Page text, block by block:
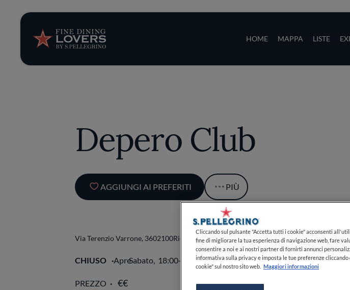
HOME MAPPA LISTE
Storie e tendenze
Ricette
Serie
Depero Club
AGGIUNGI AI PREFERITI PIÙ
Via Terenzio Varrone, 3602100Rieti Italia
CHIUSO ApreSabato, 18:00-03:00 VEDI ORARI
PREZZO
Cliccando sul pulsante "Accetta tutti i cookie" acconsenti
fine di migliorare la tua esperienza di navigazione web, fare
consentire a noi e ai nostri partner di fornirti annunci
informativa sulla privacy e imposta le tue preferenze
cookie" sul nostro sito web. Maggiori informazioni